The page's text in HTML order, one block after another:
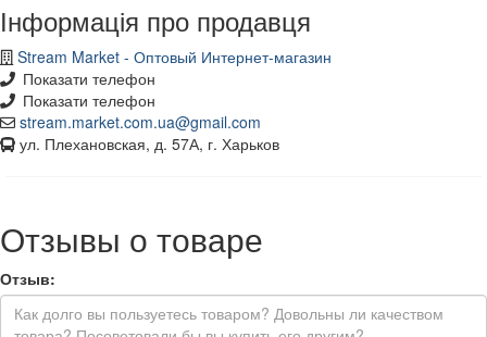
Інформація про продавця
Stream Market - Оптовый Интернет-магазин
Показати телефон
Показати телефон
stream.market.com.ua@gmail.com
ул. Плехановская, д. 57А, г. Харьков
Отзывы о товаре
Отзыв: